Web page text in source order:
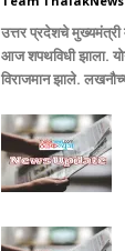
उत्तर प्रदेशचे मुख्यमंत्री
आज शपथविधी झाला.
विराजमान झाले.